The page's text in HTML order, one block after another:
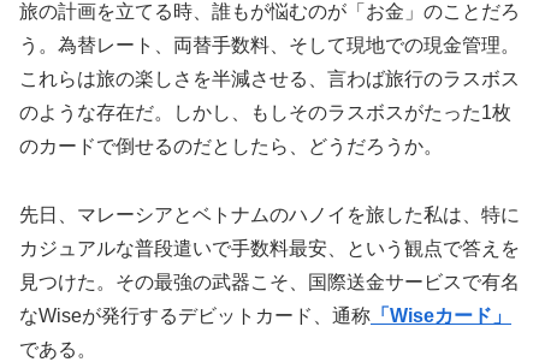
旅の計画を立てる時、誰もが悩むのが「お金」のことだろ
う。為替レート、両替手数料、そして現地での現金管理。
これらは旅の楽しさを半減させる、言わば旅行のラスボス
のような存在だ。しかし、もしそのラスボスがたった1枚
のカードで倒せるのだとしたら、どうだろうか。
先日、マレーシアとベトナムのハノイを旅した私は、特に
カジュアルな普段遣いで手数料最安、という観点で答えを
見つけた。その最強の武器こそ、国際送金サービスで有名
なWiseが発行するデビットカード、通称 「Wiseカード」
である。